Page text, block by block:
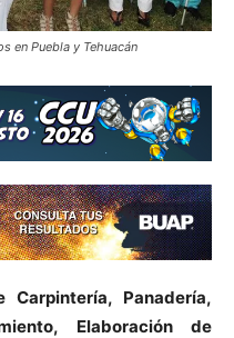
en Puebla y Tehuacán
Panadería,
Elaboración de